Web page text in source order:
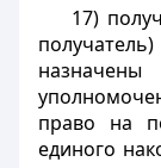
17)
право на
единого